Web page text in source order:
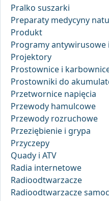
Pralko suszarki
Preparaty medycyny
Produkt
Programy antywirusowe
Projektory
Prostownice i
Prostowniki do
Przetwornice napięcia
Przewody hamulcowe
Przewody rozruchowe
Przeziębienie i grypa
Przyczepy
Quady i ATV
Radia internetowe
Radioodtwarzacze
Radioodtwarzacze